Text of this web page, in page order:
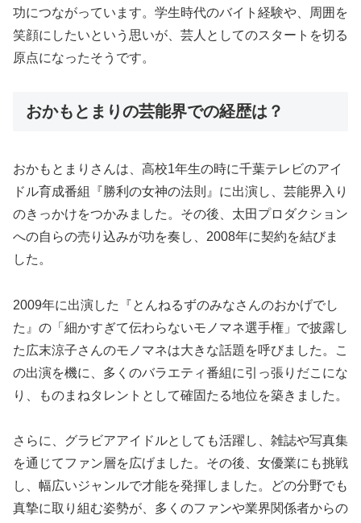
功につながっています。学生時代のバイト経験や、周囲を
笑顔にしたいという思いが、芸人としてのスタートを切る
原点になったそうです。
おかもとまりの芸能界での経歴は？
おかもとまりさんは、高校1年生の時に千葉テレビのアイ
ドル育成番組『勝利の女神の法則』に出演し、芸能界入り
のきっかけをつかみました。その後、太田プロダクション
への自らの売り込みが功を奏し、2008年に契約を結びま
した。
2009年に出演した『とんねるずのみなさんのおかげでし
た』の「細かすぎて伝わらないモノマネ選手権」で披露し
た広末涼子さんのモノマネは大きな話題を呼びました。こ
の出演を機に、多くのバラエティ番組に引っ張りだこにな
り、ものまねタレントとして確固たる地位を築きました。
さらに、グラビアアイドルとしても活躍し、雑誌や写真集
を通じてファン層を広げました。その後、女優業にも挑戦
し、幅広いジャンルで才能を発揮しました。どの分野でも
真摯に取り組む姿勢が、多くのファンや業界関係者からの